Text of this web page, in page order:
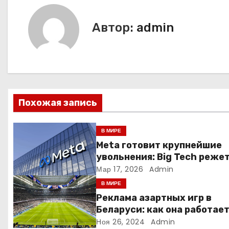
ц
и
п
о
з
а
Автор: admin
Похожая запись
В МИРЕ
Meta готовит крупнейшие
увольнения: Big Tech режет
людей ради искусственного
интеллекта
Мар 17, 2026 Admin
В МИРЕ
Реклама азартных игр в
Беларуси: как она работает
Ноя 26, 2024 Admin